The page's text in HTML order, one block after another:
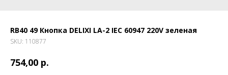
RB40 49 Кнопка DELIXI LA-2 IEC 60947 220V зеленая
SKU: 110877
754,00 р.